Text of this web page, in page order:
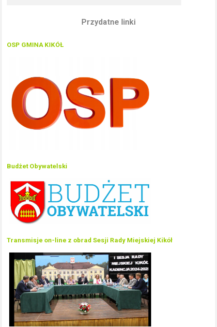
Przydatne linki
OSP GMINA KIKÓŁ
Budżet Obywatelski
Transmisje on-line z obrad Sesji Rady Miejskiej Kikół